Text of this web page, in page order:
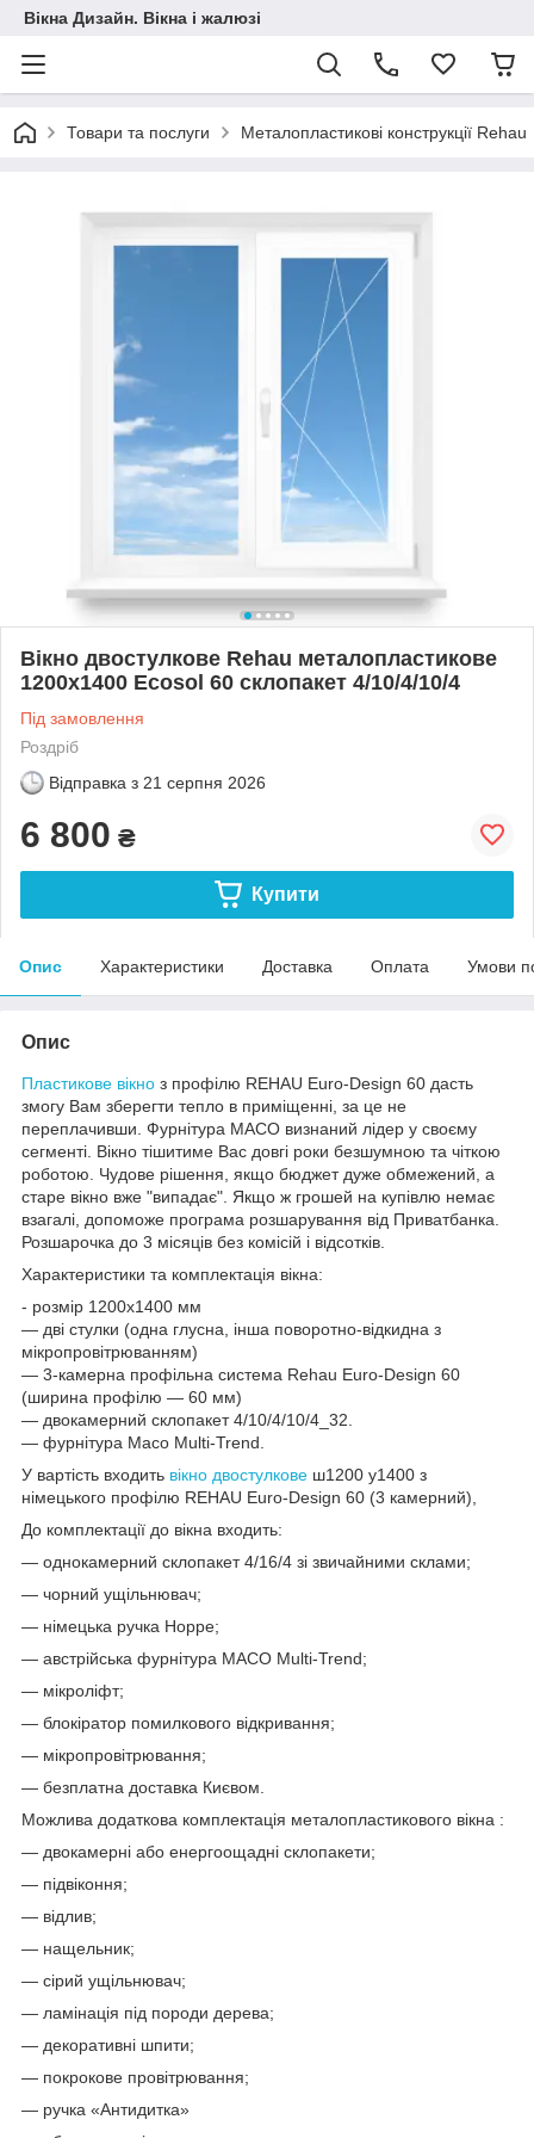
Вікна Дизайн. Вікна і жалюзі
Товари та послуги Металопластикові конструкції Rehau
Вікно двостулкове Rehau металопластикове
1200х1400 Ecosol 60 склопакет 4/10/4/10/4
Під замовлення
Роздріб
Відправка з 21 серпня 2026
6 800 ₴
Купити
Опис Характеристики Доставка Оплата Умови
Опис
Пластикове вікно з профілю REHAU Euro-Design 60 дасть
змогу Вам зберегти тепло в приміщенні, за це не
переплачивши. Фурнітура MACO визнаний лідер у своєму
сегменті. Вікно тішитиме Вас довгі роки безшумною та чіткою
роботою. Чудове рішення, якщо бюджет дуже обмежений, а
старе вікно вже "випадає". Якщо ж грошей на купівлю немає
взагалі, допоможе програма розшарування від Приватбанка.
Розшарочка до 3 місяців без комісій і відсотків.
Характеристики та комплектація вікна:
- розмір 1200х1400 мм
― дві стулки (одна глусна, інша поворотно-відкидна з
мікропровітрюванням)
― 3-камерна профільна система Rehau Euro-Design 60
(ширина профілю — 60 мм)
― двокамерний склопакет 4/10/4/10/4_32.
— фурнітура Maco Multi-Trend.
У вартість входить вікно двостулкове ш1200 у1400 з
німецького профілю REHAU Euro-Design 60 (3 камерний),
До комплектації до вікна входить:
— однокамерний склопакет 4/16/4 зі звичайними склами;
— чорний ущільнювач;
— німецька ручка Hoppe;
— австрійська фурнітура MACO Multi-Trend;
— мікроліфт;
— блокіратор помилкового відкривання;
— мікропровітрювання;
— безплатна доставка Києвом.
Можлива додаткова комплектація металопластикового вікна :
— двокамерні або енергоощадні склопакети;
— підвіконня;
— відлив;
— нащельник;
— сірий ущільнювач;
— ламінація під породи дерева;
— декоративні шпити;
— покрокове провітрювання;
— ручка «Антидитка»